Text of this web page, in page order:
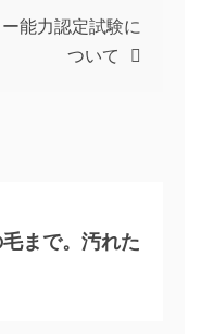
能力認定試験に
ついて
まで。汚れた